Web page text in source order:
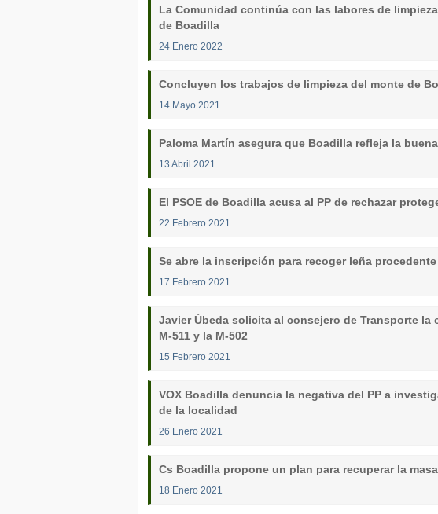
La Comunidad continúa con las labores de
de Boadilla
24 Enero 2022
Concluyen los trabajos de limpieza del monte de
14 Mayo 2021
Paloma Martín asegura que Boadilla refleja la
13 Abril 2021
El PSOE de Boadilla acusa al PP de rechazar
22 Febrero 2021
Se abre la inscripción para recoger leña
17 Febrero 2021
Javier Úbeda solicita al consejero de Transporte
M-511 y la M-502
15 Febrero 2021
VOX Boadilla denuncia la negativa del PP a
de la localidad
26 Enero 2021
Cs Boadilla propone un plan para recuperar la
18 Enero 2021